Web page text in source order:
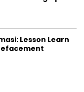
Lesson Learn